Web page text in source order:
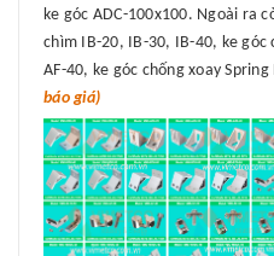
ke góc ADC-100x100. Ngoài ra
chìm IB-20, IB-30, IB-40, ke góc
AF-40, ke góc chống xoay
báo giá)